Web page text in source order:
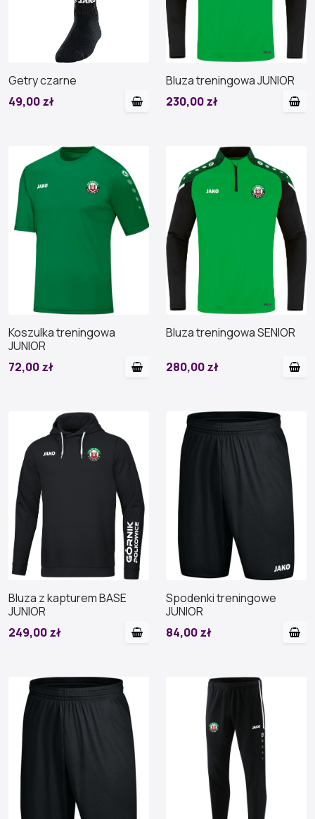
Getry czarne
49,00 zł
Bluza treningowa JUNIOR
230,00 zł
Koszulka treningowa
JUNIOR
72,00 zł
Bluza treningowa SENIOR
280,00 zł
Bluza z kapturem BASE
JUNIOR
249,00 zł
Spodenki treningowe
JUNIOR
84,00 zł